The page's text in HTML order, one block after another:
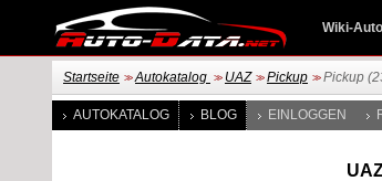
Wiki-
Startseite >> Autokatalog >> UAZ >> Pickup >> Pickup
AUTOKATALOG BLOG EINLOGGEN